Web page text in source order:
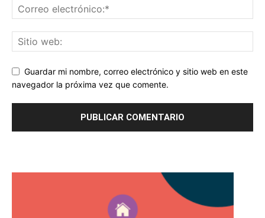
Guardar mi nombre, correo electrónico y sitio web en este
navegador la próxima vez que comente.